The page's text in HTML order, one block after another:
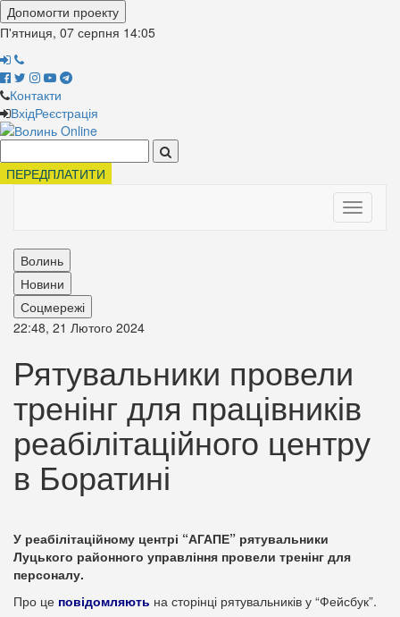
Допомогти проекту
П'ятниця, 07 серпня 14:05
Контакти
ВхідРеєстрація
ПЕРЕДПЛАТИТИ
Toggle
Волинь
Новини
Соцмережі
22:48, 21 Лютого 2024
Рятувальники провели
тренінг для працівників
реабілітаційного центру
в Боратині
У реабілітаційному центрі “АГАПЕ” рятувальники
Луцького районного управління провели тренінг для
персоналу.
Про це повідомляють на сторінці рятувальників у “Фейсбук”.